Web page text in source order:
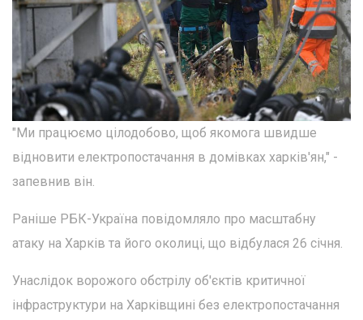
"Ми працюємо цілодобово, щоб якомога швидше
відновити електропостачання в домівках харків'ян," -
запевнив він.
Раніше РБК-Україна повідомляло про масштабну
атаку на Харків та його околиці, що відбулася 26 січня.
Унаслідок ворожого обстрілу об'єктів критичної
інфраструктури на Харківщині без електропостачання